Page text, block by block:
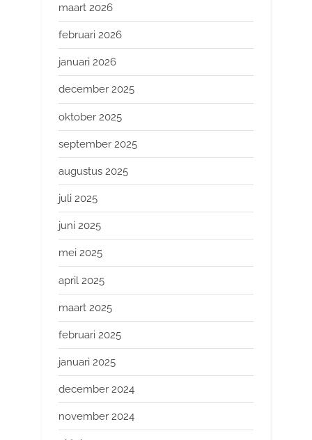
maart 2026
februari 2026
januari 2026
december 2025
oktober 2025
september 2025
augustus 2025
juli 2025
juni 2025
mei 2025
april 2025
maart 2025
februari 2025
januari 2025
december 2024
november 2024